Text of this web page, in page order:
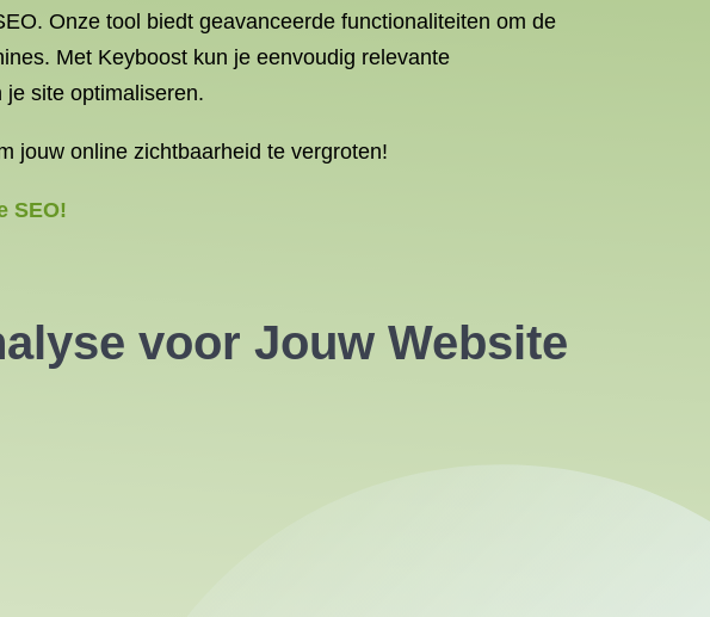
Onze tool biedt geavanceerde functionaliteiten om de
Met Keyboost kun je eenvoudig relevante
site optimaliseren.
jouw online zichtbaarheid te vergroten!
SEO!
voor Jouw Website